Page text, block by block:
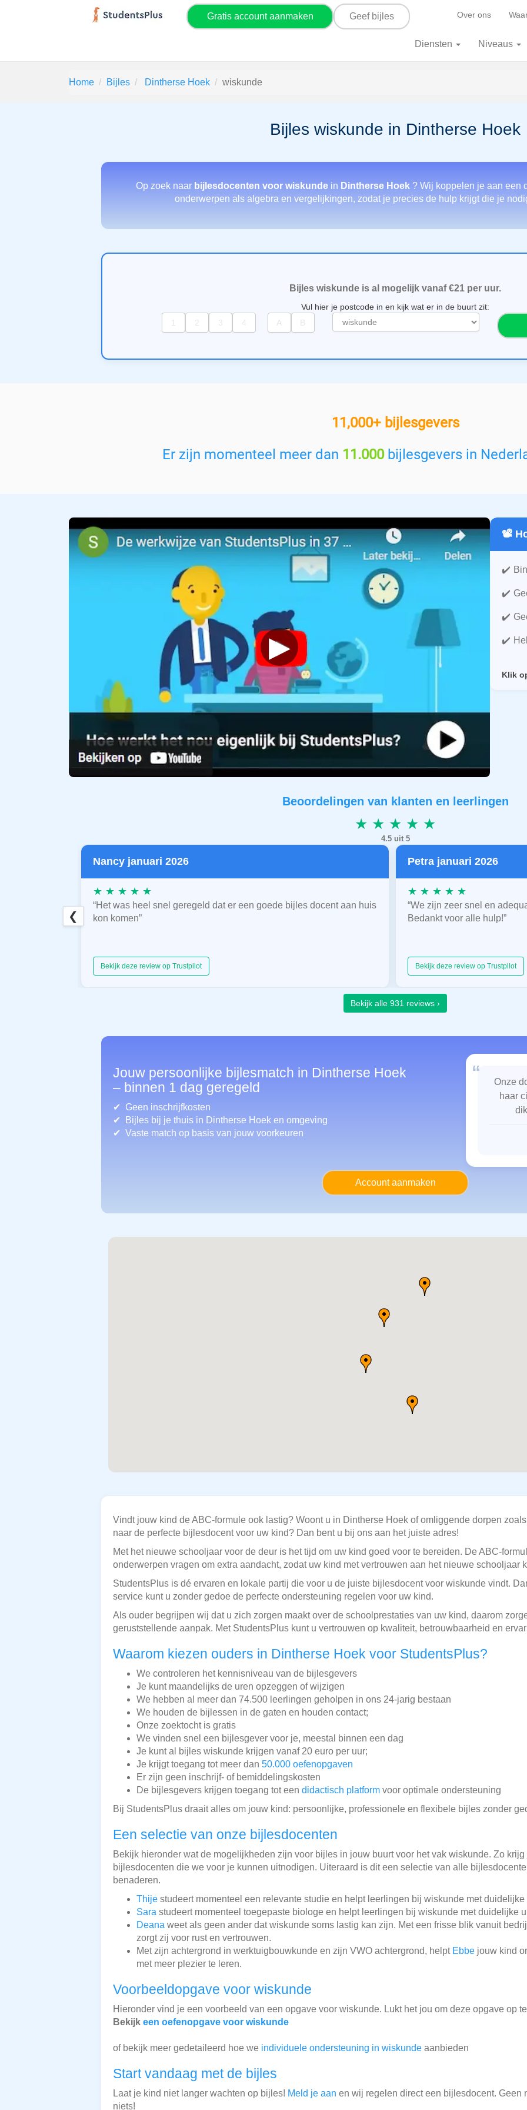
Gratis account aanmaken Geef bijles Over ons
Diensten Niveaus
Home Bijles Dintherse Hoek wiskunde
Bijles wiskunde in Dintherse Hoek
Op zoek naar bijlesdocenten voor wiskundein Dintherse Hoek ? Wij koppelen je aan een
onderwerpen als algebra en vergelijkingen, zodat je precies de hulp krijgt die je
Bijles wiskunde is al mogelijk vanaf €21 per uur.
Vul hier je postcode in en kijk wat er in de buurt zit:
e
e
n
11,000+ bijlesgevers
Er zijn momenteel meer dan 11.000bijlesgevers in
▶
📽️
Klik
Beoordelingen van klanten en leerlingen
★ ★ ★ ★ ★
4.5 uit 5
Nancy januari 2026
★ ★ ★ ★ ★
“Het was heel snel geregeld dat er een goede bijles docent aan huis
kon komen”
Bekijk deze review op Trustpilot
Petra januari 2026
★ ★ ★ ★ ★
“We zijn zeer snel en
Bedankt voor alle hulp!”
Bekijk deze review op Trustpilot
❮
Bekijk alle 931 reviews ›
Jouw persoonlijke bijlesmatch in Dintherse Hoek
– binnen 1 dag geregeld
Geen inschrijfkosten
Bijles bij je thuis in Dintherse Hoek en omgeving
Vaste match op basis van jouw voorkeuren
“
Onze
haar
Account aanmaken
Vindt jouw kind de ABC-formule ook lastig? Woont u in Dintherse Hoek of omliggende dorpen
naar de perfecte bijlesdocent voor uw kind? Dan bent u bij ons aan het juiste adres!
Met het nieuwe schooljaar voor de deur is het tijd om uw kind goed voor te bereiden. De ABC-
onderwerpen vragen om extra aandacht, zodat uw kind met vertrouwen aan het nieuwe schooljaar
StudentsPlus is dé ervaren en lokale partij die voor u de juiste bijlesdocent voor wiskunde vindt.
service kunt u zonder gedoe de perfecte ondersteuning regelen voor uw kind.
Als ouder begrijpen wij dat u zich zorgen maakt over de schoolprestaties van uw kind, daarom
geruststellende aanpak. Met StudentsPlus kunt u vertrouwen op kwaliteit, betrouwbaarheid en
Waarom kiezen ouders in Dintherse Hoek voor StudentsPlus?
We controleren het kennisniveau van de bijlesgevers
Je kunt maandelijks de uren opzeggen of wijzigen
We hebben al meer dan 74.500 leerlingen geholpen in ons 24-jarig bestaan
We houden de bijlessen in de gaten en houden contact;
Onze zoektocht is gratis
We vinden snel een bijlesgever voor je, meestal binnen een dag
Je kunt al bijles wiskunde krijgen vanaf 20 euro per uur;
Je krijgt toegang tot meer dan 50.000 oefenopgaven
Er zijn geen inschrijf- of bemiddelingskosten
De bijlesgevers krijgen toegang tot een didactisch platform voor optimale ondersteuning
Bij StudentsPlus draait alles om jouw kind: persoonlijke, professionele en flexibele bijles zonder
Een selectie van onze bijlesdocenten
Bekijk hieronder wat de mogelijkheden zijn voor bijles in jouw buurt voor het vak wiskunde. Zo
bijlesdocenten die we voor je kunnen uitnodigen. Uiteraard is dit een selectie van alle
benaderen.
Thije studeert momenteel een relevante studie en helpt leerlingen bij wiskunde met
Sara studeert momenteel toegepaste biologe en helpt leerlingen bij wiskunde met duidelijke
Deana weet als geen ander dat wiskunde soms lastig kan zijn. Met een frisse blik vanuit
zorgt zij voor rust en vertrouwen.
Met zijn achtergrond in werktuigbouwkunde en zijn VWO achtergrond, helpt Ebbe jouw kind
met meer plezier te leren.
Voorbeeldopgave voor wiskunde
Hieronder vind je een voorbeeld van een opgave voor wiskunde. Lukt het jou om deze opgave op
Bekijk een oefenopgave voor wiskunde
of bekijk meer gedetaileerd hoe we individuele ondersteuning in wiskunde aanbieden
Start vandaag met de bijles
Laat je kind niet langer wachten op bijles! Meld je aan en wij regelen direct een bijlesdocent. Geen
niets!